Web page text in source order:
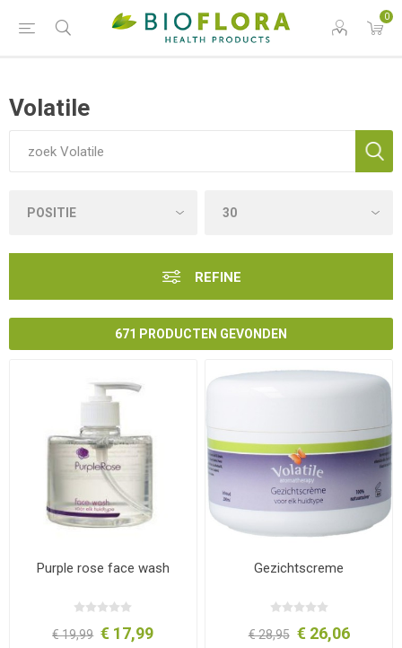
0
Volatile
REFINE
671 PRODUCTEN GEVONDEN
Purple rose face wash
€ 19,99 € 17,99
Gezichtscreme
€ 28,95 € 26,06